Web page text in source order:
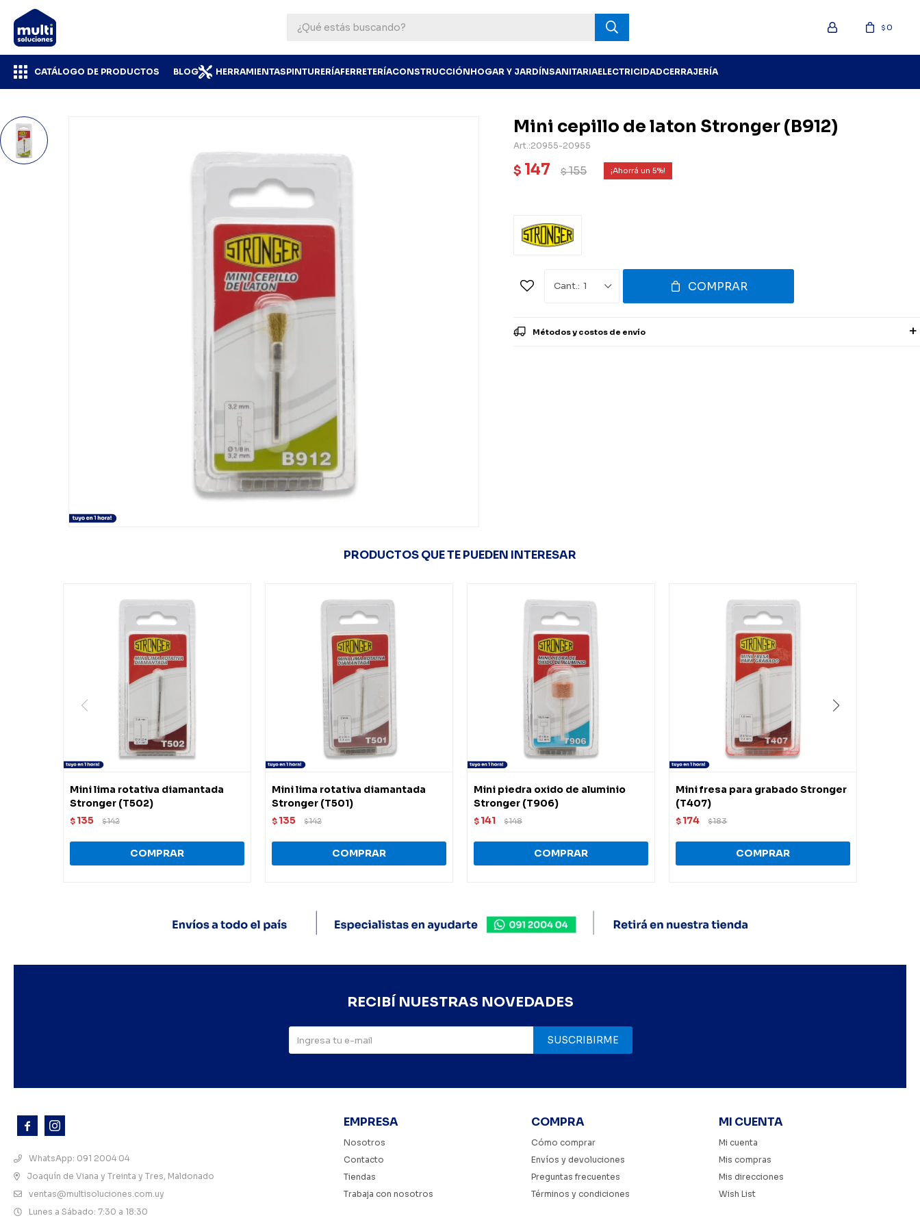
CATÁLOGO DE PRODUCTOS BLOG HERRAMIENTASPINTURERÍAFERRETERÍACONSTRUCCIÓNHOGAR Y JARDÍNSANITARIAELECTRICIDADCERRAJERÍA
$0
Mini cepillo de laton Stronger (B912)
20955-20955
$ 147 $155 5
1 COMPRAR
Métodos y costos de envío
PRODUCTOS QUE TE PUEDEN INTERESAR
Mini lima rotativa diamantada
Stronger (T502)
$ 135 $142
Mini lima rotativa diamantada
Stronger (T501)
$ 135 $142
Mini piedra oxido de aluminio
Stronger (T906)
$ 141 $148
Mini fresa para grabado Stronger
(T407)
$ 174 $183
 
WhatsApp: 091 2004 04
Joaquín de Viana y Treinta y Tres, Maldonado
ventas@multisoluciones.com.uy
Lunes a Sábado: 7:30 a 18:30
EMPRESA
Nosotros
Contacto
Tiendas
Trabaja con nosotros
COMPRA
Cómo comprar
Envíos y devoluciones
Preguntas frecuentes
Términos y condiciones
MI CUENTA
Mi cuenta
Mis compras
Mis direcciones
Wish List
RECIBÍ NUESTRAS NOVEDADES
SUSCRIBIRME